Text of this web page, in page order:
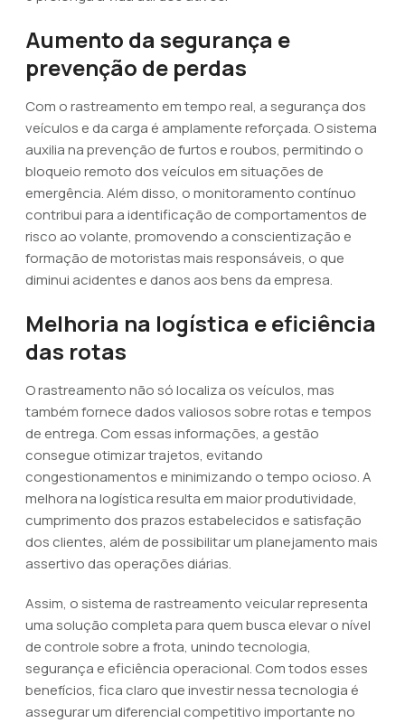
Aumento da segurança e
prevenção de perdas
Com o rastreamento em tempo real, a segurança dos
veículos e da carga é amplamente reforçada. O sistema
auxilia na prevenção de furtos e roubos, permitindo o
bloqueio remoto dos veículos em situações de
emergência. Além disso, o monitoramento contínuo
contribui para a identificação de comportamentos de
risco ao volante, promovendo a conscientização e
formação de motoristas mais responsáveis, o que
diminui acidentes e danos aos bens da empresa.
Melhoria na logística e eficiência
das rotas
O rastreamento não só localiza os veículos, mas
também fornece dados valiosos sobre rotas e tempos
de entrega. Com essas informações, a gestão
consegue otimizar trajetos, evitando
congestionamentos e minimizando o tempo ocioso. A
melhora na logística resulta em maior produtividade,
cumprimento dos prazos estabelecidos e satisfação
dos clientes, além de possibilitar um planejamento mais
assertivo das operações diárias.
Assim, o sistema de rastreamento veicular representa
uma solução completa para quem busca elevar o nível
de controle sobre a frota, unindo tecnologia,
segurança e eficiência operacional. Com todos esses
benefícios, fica claro que investir nessa tecnologia é
assegurar um diferencial competitivo importante no